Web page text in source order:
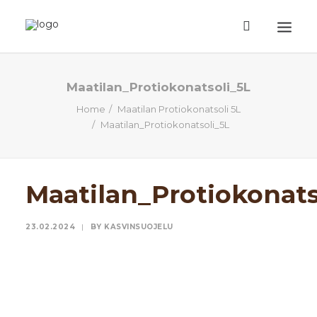
ETUSIVU
TUOTTEET
TILAUSOHJEET
YHTEYSTIEDOT
Maatilan_Protiokonatsoli_5L
Home
Maatilan Protiokonatsoli 5L
Maatilan_Protiokonatsoli_5L
23.02.2024 | BY KASVINSUOJELU